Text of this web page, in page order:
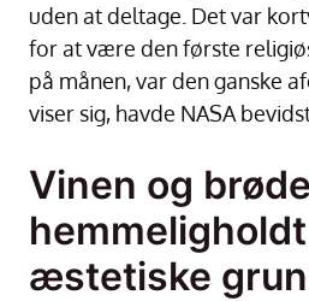
uden at deltage. Det var
for at være den første
på månen, var den ganske
viser sig, havde NASA
Vinen og
æstetiske